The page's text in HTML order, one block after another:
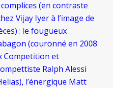
(en contraste
Vijay Iyer à l’image de
: le fougueux
(couronné en 2008
Competition et
Ralph Alessi
l’énergique Matt